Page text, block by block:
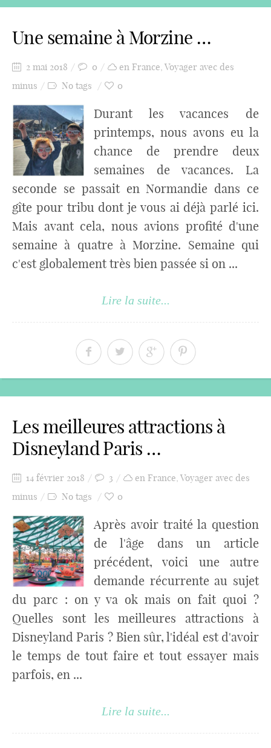
Une semaine à Morzine …
2 mai 2018 0 en France, Voyager avec des
minus
No tags 0
Durant les vacances de
printemps, nous avons eu la
chance de prendre deux
semaines de vacances. La
seconde se passait en Normandie dans ce
gîte pour tribu dont je vous ai déjà parlé ici.
Mais avant cela, nous avions profité d'une
semaine à quatre à Morzine. Semaine qui
c'est globalement très bien passée si on ...
Lire la suite...
Les meilleures attractions à
Disneyland Paris …
14 février 2018 3 en France, Voyager avec des
minus
No tags 0
Après avoir traité la question
de l'âge dans un article
précédent, voici une autre
demande récurrente au sujet
du parc : on y va ok mais on fait quoi ?
Quelles sont les meilleures attractions à
Disneyland Paris ? Bien sûr, l'idéal est d'avoir
le temps de tout faire et tout essayer mais
parfois, en ...
Lire la suite...